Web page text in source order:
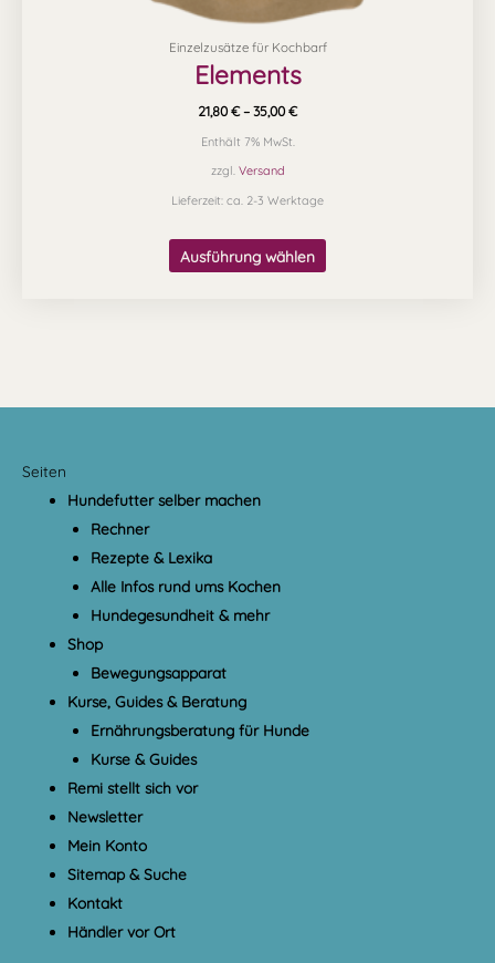
Einzelzusätze für Kochbarf
Elements
21,80€ – 35,00€
Enthält 7% MwSt.
zzgl. Versand
Lieferzeit: ca. 2-3 Werktage
Ausführung wählen
Seiten
Hundefutter selber machen
Rechner
Rezepte & Lexika
Alle Infos rund ums Kochen
Hundegesundheit & mehr
Shop
Bewegungsapparat
Kurse, Guides & Beratung
Ernährungsberatung für Hunde
Kurse & Guides
Remi stellt sich vor
Newsletter
Mein Konto
Sitemap & Suche
Kontakt
Händler vor Ort